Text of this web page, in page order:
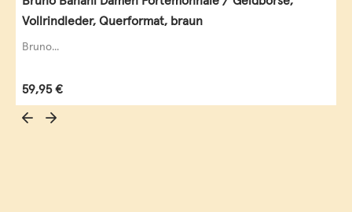
Vollrindleder, Querformat, braun
Bruno...
Regulärer Preis:
59,95 €